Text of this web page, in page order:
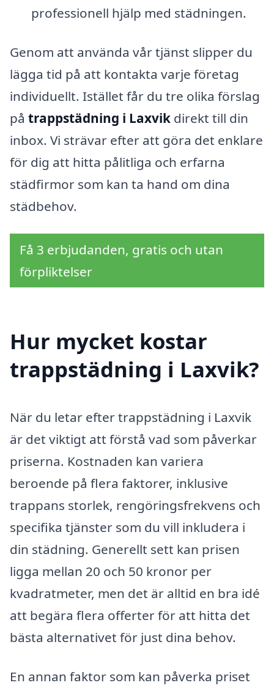
professionell hjälp med städningen.
Genom att använda vår tjänst slipper du
lägga tid på att kontakta varje företag
individuellt. Istället får du tre olika förslag
på trappstädning i Laxvik direkt till din
inbox. Vi strävar efter att göra det enklare
för dig att hitta pålitliga och erfarna
städfirmor som kan ta hand om dina
städbehov.
Få 3 erbjudanden, gratis och utan
förpliktelser
Hur mycket kostar
trappstädning i Laxvik?
När du letar efter trappstädning i Laxvik
är det viktigt att förstå vad som påverkar
priserna. Kostnaden kan variera
beroende på flera faktorer, inklusive
trappans storlek, rengöringsfrekvens och
specifika tjänster som du vill inkludera i
din städning. Generellt sett kan prisen
ligga mellan 20 och 50 kronor per
kvadratmeter, men det är alltid en bra idé
att begära flera offerter för att hitta det
bästa alternativet för just dina behov.
En annan faktor som kan påverka priset